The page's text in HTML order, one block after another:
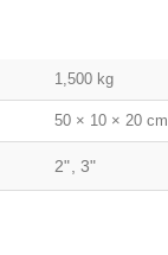
1,500 kg
50 × 10 × 20 cm
2", 3"